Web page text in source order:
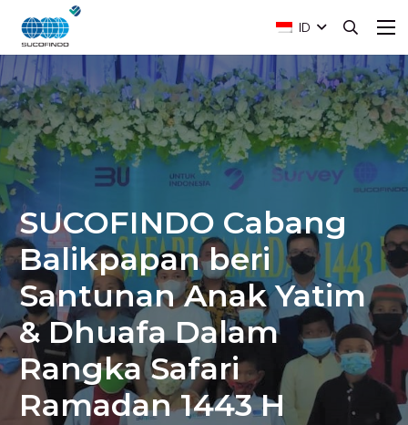
ID
SUCOFINDO Cabang
Balikpapan beri
Santunan Anak Yatim
& Dhuafa Dalam
Rangka Safari
Ramadan 1443 H